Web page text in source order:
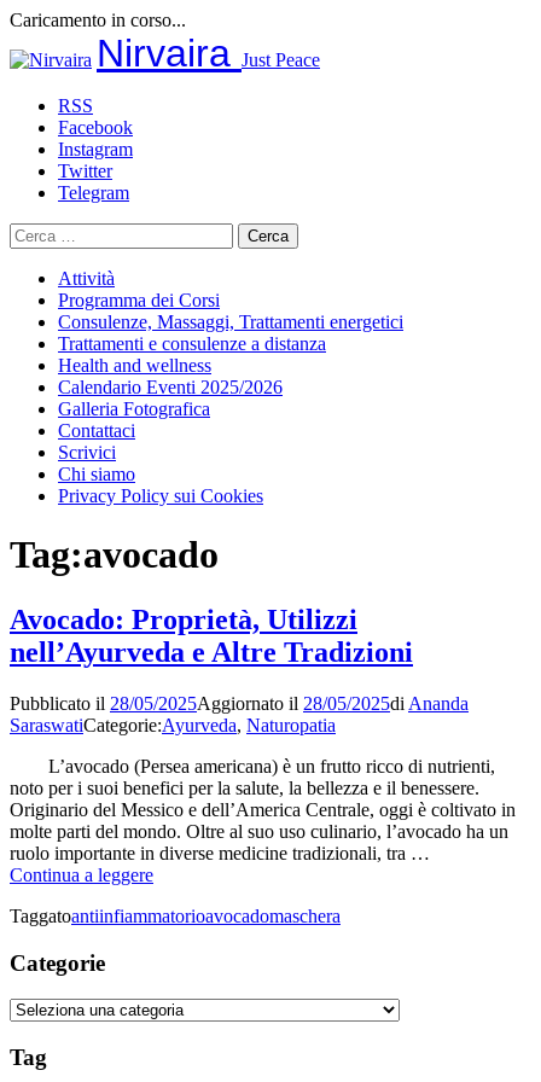
Caricamento in corso...
al
Nirvaira Just Peace
RSS
Facebook
Instagram
Twitter
Telegram
Ricerca
per:
Attività
Programma dei Corsi
Consulenze, Massaggi, Trattamenti energetici
Trattamenti e consulenze a distanza
Health and wellness
Calendario Eventi 2025/2026
Galleria Fotografica
Contattaci
Scrivici
Chi siamo
Privacy Policy sui Cookies
Tag:avocado
Avocado: Proprietà, Utilizzi
nell’Ayurveda e Altre Tradizioni
Pubblicato il 28/05/2025Aggiornato il 28/05/2025di Ananda
SaraswatiCategorie:Ayurveda, Naturopatia
L’avocado (Persea americana) è un frutto ricco di nutrienti,
noto per i suoi benefici per la salute, la bellezza e il benessere.
Originario del Messico e dell’America Centrale, oggi è coltivato in
molte parti del mondo. Oltre al suo uso culinario, l’avocado ha un
ruolo importante in diverse medicine tradizionali, tra …
Continua a leggereAvocado:
Utilizzi
Tradizioni
Taggatoantiinfiammatorioavocadomaschera
Categorie
Categorie
Tag